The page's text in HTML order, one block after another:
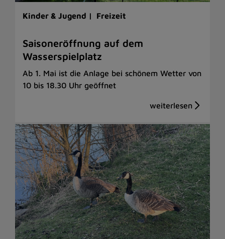
Kinder & Jugend | Freizeit
Saisoneröffnung auf dem
Wasserspielplatz
Ab 1. Mai ist die Anlage bei schönem Wetter von
10 bis 18.30 Uhr geöffnet